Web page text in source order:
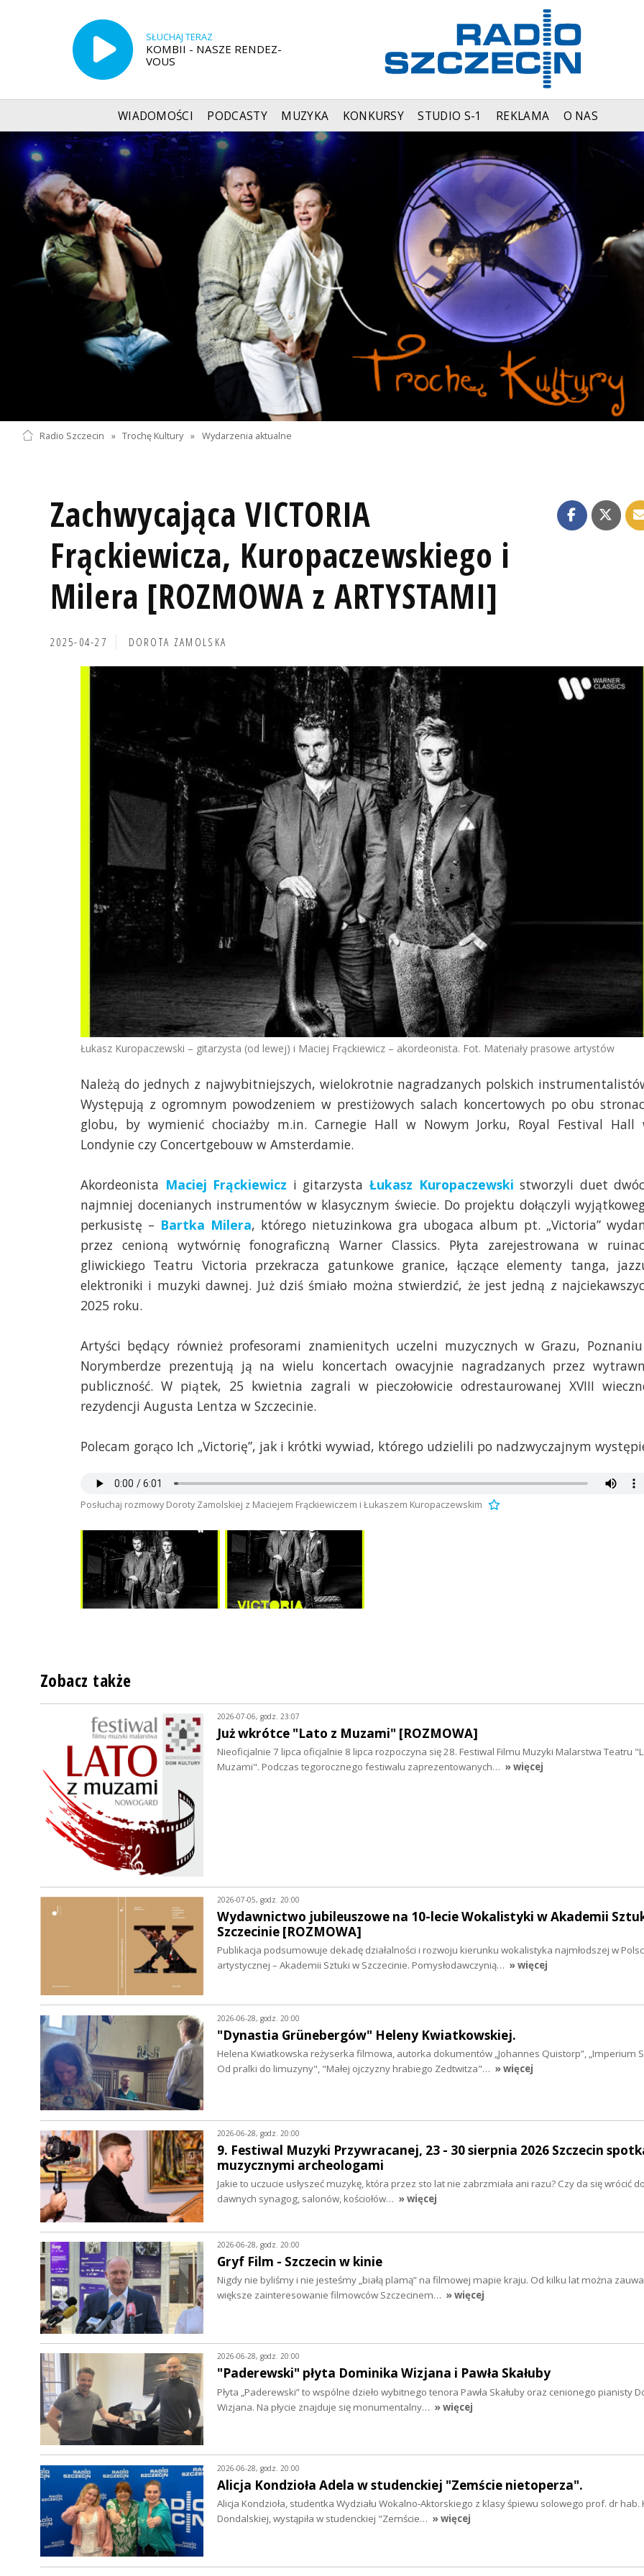
SŁUCHAJ TERAZ
KOMBII - NASZE RENDEZ-
VOUS
WIADOMOŚCI PODCASTY MUZYKA KONKURSY STUDIO S-1 REKLAMA O NAS
Radio Szczecin » Trochę Kultury » Wydarzenia aktualne
Zachwycająca VICTORIA
Frąckiewicza, Kuropaczewskiego i
Milera [ROZMOWA z ARTYSTAMI]
2025-04-27 DOROTA ZAMOLSKA
Łukasz Kuropaczewski – gitarzysta (od lewej) i Maciej Frąckiewicz – akordeonista. Fot. Materiały prasowe artystów
Należą do jednych z najwybitniejszych, wielokrotnie nagradzanych polskich
Występują z ogromnym powodzeniem w prestiżowych salach koncertowych po obu
globu, by wymienić chociażby m.in. Carnegie Hall w Nowym Jorku, Royal Festival Hall
Londynie czy Concertgebouw w Amsterdamie.
Akordeonista Maciej Frąckiewicz i gitarzysta Łukasz Kuropaczewski stworzyli duet
najmniej docenianych instrumentów w klasycznym świecie. Do projektu dołączyli
perkusistę – Bartka Milera, którego nietuzinkowa gra ubogaca album pt. „Victoria”
przez cenioną wytwórnię fonograficzną Warner Classics. Płyta zarejestrowana w
gliwickiego Teatru Victoria przekracza gatunkowe granice, łączące elementy tanga,
elektroniki i muzyki dawnej. Już dziś śmiało można stwierdzić, że jest jedną z
2025 roku.
Artyści będący również profesorami znamienitych uczelni muzycznych w Grazu,
Norymberdze prezentują ją na wielu koncertach owacyjnie nagradzanych przez
publiczność. W piątek, 25 kwietnia zagrali w pieczołowicie odrestaurowanej XVIII
rezydencji Augusta Lentza w Szczecinie.
Polecam gorąco Ich „Victorię”, jak i krótki wywiad, którego udzielili po nadzwyczajnym
Posłuchaj rozmowy Doroty Zamolskiej z Maciejem Frąckiewiczem i Łukaszem Kuropaczewskim
Zobacz także
2026-07-06, godz. 23:07
Już wkrótce "Lato z Muzami" [ROZMOWA]
Nieoficjalnie 7 lipca oficjalnie 8 lipca rozpoczyna się 28. Festiwal Filmu Muzyki Malarstwa Teatru
Muzami". Podczas tegorocznego festiwalu zaprezentowanych… » więcej
2026-07-05, godz. 20:00
Wydawnictwo jubileuszowe na 10-lecie Wokalistyki w Akademii
Szczecinie [ROZMOWA]
Publikacja podsumowuje dekadę działalności i rozwoju kierunku wokalistyka najmłodszej w
artystycznej – Akademii Sztuki w Szczecinie. Pomysłodawczynią… » więcej
2026-06-28, godz. 20:00
"Dynastia Grünebergów" Heleny Kwiatkowskiej.
Helena Kwiatkowska reżyserka filmowa, autorka dokumentów „Johannes Quistorp”, „Imperium
Od pralki do limuzyny", "Małej ojczyzny hrabiego Zedtwitza"… » więcej
2026-06-28, godz. 20:00
9. Festiwal Muzyki Przywracanej, 23 - 30 sierpnia 2026 Szczecin
muzycznymi archeologami
Jakie to uczucie usłyszeć muzykę, która przez sto lat nie zabrzmiała ani razu? Czy da się wrócić
dawnych synagog, salonów, kościołów… » więcej
2026-06-28, godz. 20:00
Gryf Film - Szczecin w kinie
Nigdy nie byliśmy i nie jesteśmy „białą plamą” na filmowej mapie kraju. Od kilku lat można
większe zainteresowanie filmowców Szczecinem… » więcej
2026-06-28, godz. 20:00
"Paderewski" płyta Dominika Wizjana i Pawła Skałuby
Płyta „Paderewski” to wspólne dzieło wybitnego tenora Pawła Skałuby oraz cenionego pianisty
Wizjana. Na płycie znajduje się monumentalny… » więcej
2026-06-28, godz. 20:00
Alicja Kondzioła Adela w studenckiej "Zemście nietoperza".
Alicja Kondzioła, studentka Wydziału Wokalno‑Aktorskiego z klasy śpiewu solowego prof. dr hab.
Dondalskiej, wystąpiła w studenckiej "Zemście… » więcej